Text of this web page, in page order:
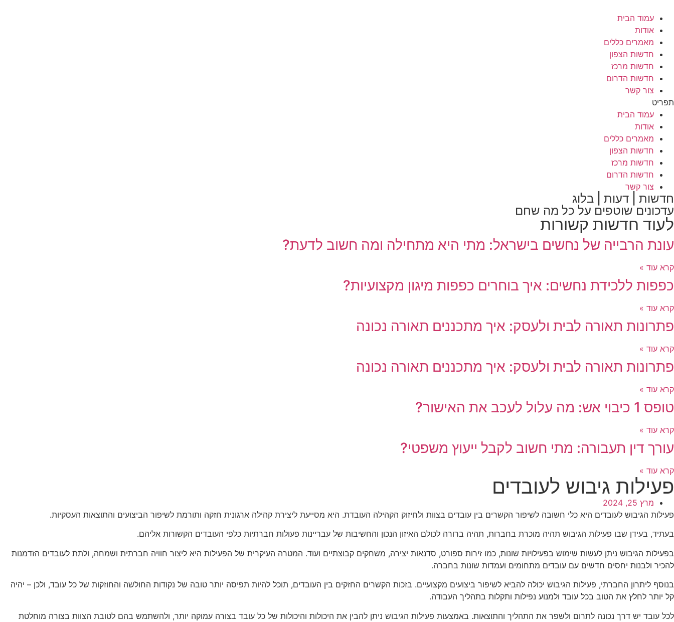
לתוכן עמוד הבית
אודות
מאמרים כללים
חדשות הצפון
חדשות מרכז
חדשות הדרום
צור קשר
תפריט
עמוד הבית
אודות
מאמרים כללים
חדשות הצפון
חדשות מרכז
חדשות הדרום
צור קשר
חדשות | דעות | בלוג
עדכונים שוטפים על כל מה שחם
לעוד חדשות קשורות
עונת הרבייה של נחשים בישראל: מתי היא מתחילה ומה חשוב לדעת?
קרא עוד »
כפפות ללכידת נחשים: איך בוחרים כפפות מיגון מקצועיות?
קרא עוד »
פתרונות תאורה לבית ולעסק: איך מתכננים תאורה נכונה
קרא עוד »
פתרונות תאורה לבית ולעסק: איך מתכננים תאורה נכונה
קרא עוד »
טופס 1 כיבוי אש: מה עלול לעכב את האישור?
קרא עוד »
עורך דין תעבורה: מתי חשוב לקבל ייעוץ משפטי?
קרא עוד »
פעילות גיבוש לעובדים
מרץ 25, 2024
פעילות הגיבוש לעובדים היא כלי חשובה לשיפור הקשרים בין עובדים בצוות ולחיזוק הקהילה העובדת. היא מסייעת ליצירת קהילה ארגונית חזקה ותורמת לשיפור הביצועים והתוצאות העסקיות.
בעתיד, בעידן שבו פעילות הגיבוש תהיה מוכרת בחברות, תהיה ברורה לכולם האיזון הנכון והחשיבות של עבריינות פעולות חברתיות כלפי העובדים הקשורות אליהם.
בפעילות הגיבוש ניתן לעשות שימוש בפעילויות שונות, כמו זירות ספורט, סדנאות יצירה, משחקים קבוצתיים ועוד. המטרה העיקרית של הפעילות היא ליצור חוויה חברתית ושמחה, ולתת לעובדים הזדמנות
להכיר ולבנות יחסים חדשים עם עובדים מתחומים ועמדות שונות בחברה.
בנוסף ליתרון החברתי, פעילות הגיבוש יכולה להביא לשיפור ביצועים מקצועיים. בזכות הקשרים החזקים בין העובדים, תוכל להיות תפיסה יותר טובה של נקודות החולשה והחוזקות של כל עובד, ולכן – יהיה
קל יותר לחלץ את הטוב בכל עובד ולמנוע נפילות ותקלות בתהליך העבודה.
לכל עובד יש דרך נכונה לתרום ולשפר את התהליך והתוצאות. באמצעות פעילות הגיבוש ניתן להבין את היכולות והיכולות של כל עובד בצורה עמוקה יותר, ולהשתמש בהם לטובת הצוות בצורה מוחלטת